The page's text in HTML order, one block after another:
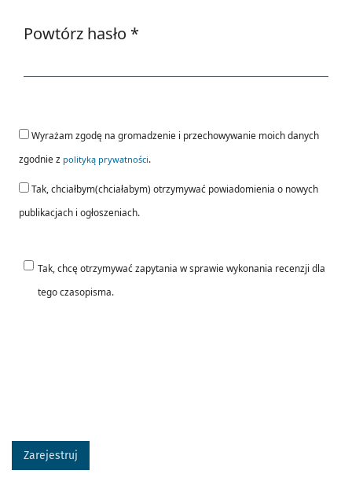
Powtórz hasło *
Wyrażam zgodę na gromadzenie i przechowywanie moich danych
zgodnie z polityką prywatności.
Tak, chciałbym(chciałabym) otrzymywać powiadomienia o nowych
publikacjach i ogłoszeniach.
Tak, chcę otrzymywać zapytania w sprawie wykonania recenzji dla
tego czasopisma.
Zarejestruj